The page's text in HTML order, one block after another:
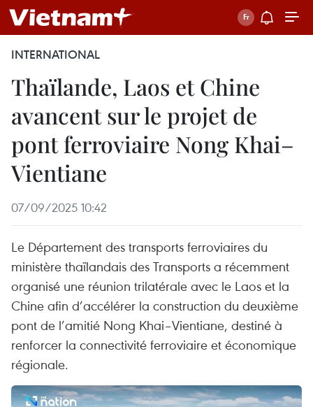
INTERNATIONAL
Thaïlande, Laos et Chine
avancent sur le projet de
pont ferroviaire Nong Khai–
Vientiane
07/09/2025 10:42
Le Département des transports ferroviaires du
ministère thaïlandais des Transports a récemment
organisé une réunion trilatérale avec le Laos et la
Chine afin d’accélérer la construction du deuxième
pont de l’amitié Nong Khai–Vientiane, destiné à
renforcer la connectivité ferroviaire et économique
régionale.